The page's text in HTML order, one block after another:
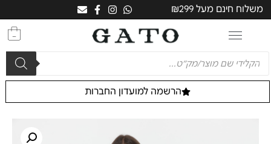
משלוח חינם מעל ₪299
0
הרשמה למועדון החברות